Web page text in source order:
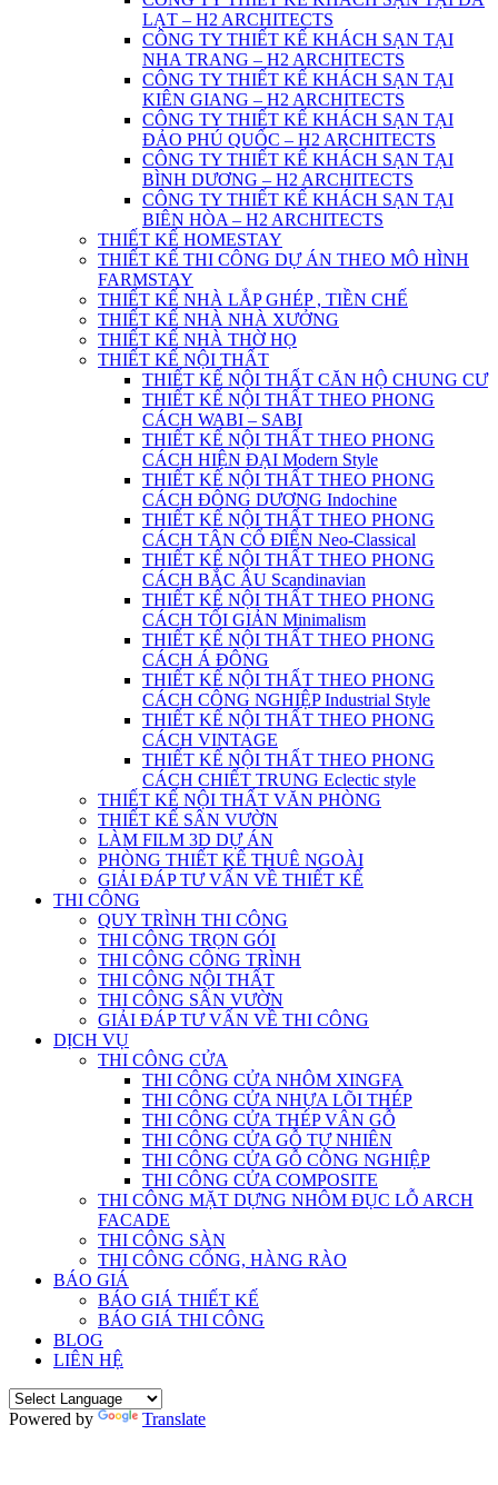
LẠT – H2 ARCHITECTS
CÔNG TY THIẾT KẾ KHÁCH SẠN TẠI
NHA TRANG – H2 ARCHITECTS
CÔNG TY THIẾT KẾ KHÁCH SẠN TẠI
KIÊN GIANG – H2 ARCHITECTS
CÔNG TY THIẾT KẾ KHÁCH SẠN TẠI
ĐẢO PHÚ QUỐC – H2 ARCHITECTS
CÔNG TY THIẾT KẾ KHÁCH SẠN TẠI
BÌNH DƯƠNG – H2 ARCHITECTS
CÔNG TY THIẾT KẾ KHÁCH SẠN TẠI
BIÊN HÒA – H2 ARCHITECTS
THIẾT KẾ HOMESTAY
THIẾT KẾ THI CÔNG DỰ ÁN THEO MÔ HÌNH
FARMSTAY
THIẾT KẾ NHÀ LẮP GHÉP , TIỀN CHẾ
THIẾT KẾ NHÀ NHÀ XƯỞNG
THIẾT KẾ NHÀ THỜ HỌ
THIẾT KẾ NỘI THẤT
THIẾT KẾ NỘI THẤT CĂN HỘ CHUNG CƯ
THIẾT KẾ NỘI THẤT THEO PHONG
CÁCH WABI – SABI
THIẾT KẾ NỘI THẤT THEO PHONG
CÁCH HIỆN ĐẠI Modern Style
THIẾT KẾ NỘI THẤT THEO PHONG
CÁCH ĐÔNG DƯƠNG Indochine
THIẾT KẾ NỘI THẤT THEO PHONG
CÁCH TÂN CỔ ĐIỂN Neo-Classical
THIẾT KẾ NỘI THẤT THEO PHONG
CÁCH BẮC ÂU Scandinavian
THIẾT KẾ NỘI THẤT THEO PHONG
CÁCH TỐI GIẢN Minimalism
THIẾT KẾ NỘI THẤT THEO PHONG
CÁCH Á ĐÔNG
THIẾT KẾ NỘI THẤT THEO PHONG
CÁCH CÔNG NGHIỆP Industrial Style
THIẾT KẾ NỘI THẤT THEO PHONG
CÁCH VINTAGE
THIẾT KẾ NỘI THẤT THEO PHONG
CÁCH CHIẾT TRUNG Eclectic style
THIẾT KẾ NỘI THẤT VĂN PHÒNG
THIẾT KẾ SÂN VƯỜN
LÀM FILM 3D DỰ ÁN
PHÒNG THIẾT KẾ THUÊ NGOÀI
GIẢI ĐÁP TƯ VẤN VỀ THIẾT KẾ
THI CÔNG
QUY TRÌNH THI CÔNG
THI CÔNG TRỌN GÓI
THI CÔNG CÔNG TRÌNH
THI CÔNG NỘI THẤT
THI CÔNG SÂN VƯỜN
GIẢI ĐÁP TƯ VẤN VỀ THI CÔNG
DỊCH VỤ
THI CÔNG CỬA
THI CÔNG CỬA NHÔM XINGFA
THI CÔNG CỬA NHỰA LÕI THÉP
THI CÔNG CỬA THÉP VÂN GỖ
THI CÔNG CỬA GỖ TỰ NHIÊN
THI CÔNG CỬA GỖ CÔNG NGHIỆP
THI CÔNG CỬA COMPOSITE
THI CÔNG MẶT DỰNG NHÔM ĐỤC LỖ ARCH
FACADE
THI CÔNG SÀN
THI CÔNG CỔNG, HÀNG RÀO
BÁO GIÁ
BÁO GIÁ THIẾT KẾ
BÁO GIÁ THI CÔNG
BLOG
LIÊN HỆ
Powered by Translate